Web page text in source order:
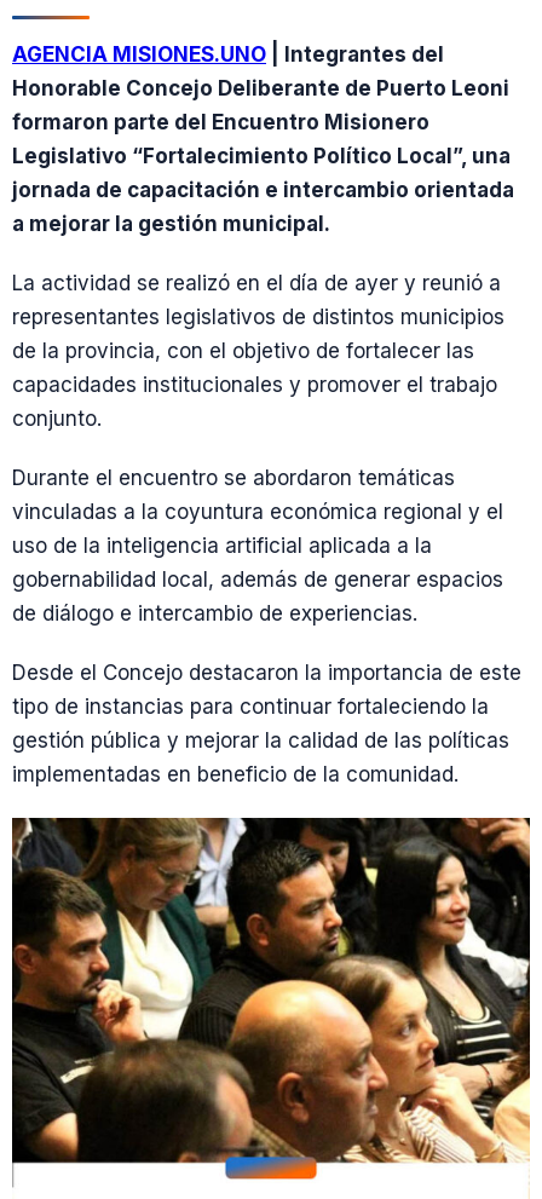
AGENCIA MISIONES.UNO | Integrantes del
Honorable Concejo Deliberante de Puerto Leoni
formaron parte del Encuentro Misionero
Legislativo “Fortalecimiento Político Local”, una
jornada de capacitación e intercambio orientada
a mejorar la gestión municipal.
La actividad se realizó en el día de ayer y reunió a
representantes legislativos de distintos municipios
de la provincia, con el objetivo de fortalecer las
capacidades institucionales y promover el trabajo
conjunto.
Durante el encuentro se abordaron temáticas
vinculadas a la coyuntura económica regional y el
uso de la inteligencia artificial aplicada a la
gobernabilidad local, además de generar espacios
de diálogo e intercambio de experiencias.
Desde el Concejo destacaron la importancia de este
tipo de instancias para continuar fortaleciendo la
gestión pública y mejorar la calidad de las políticas
implementadas en beneficio de la comunidad.